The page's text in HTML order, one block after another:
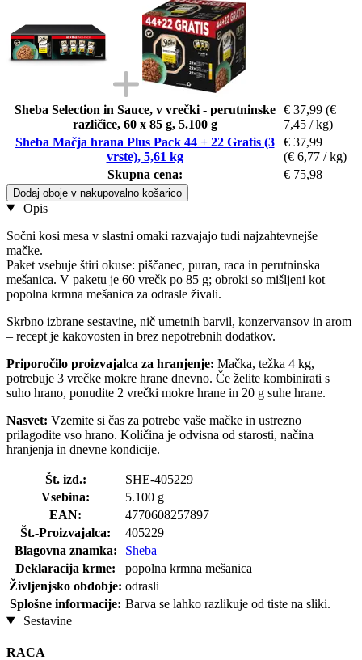
Sheba Selection in Sauce, v vrečki - perutninske
različice, 60 x 85 g, 5.100 g
€ 37,99 (€
7,45 / kg)
Sheba Mačja hrana Plus Pack 44 + 22 Gratis (3
vrste), 5,61 kg
€ 37,99
(€ 6,77 / kg)
Skupna cena:
€ 75,98
Dodaj oboje v nakupovalno košarico
Opis
Sočni kosi mesa v slastni omaki razvajajo tudi najzahtevnejše
mačke.
Paket vsebuje štiri okuse: piščanec, puran, raca in perutninska
mešanica. V paketu je 60 vrečk po 85 g; obroki so mišljeni kot
popolna krmna mešanica za odrasle živali.
Skrbno izbrane sestavine, nič umetnih barvil, konzervansov in arom
– recept je kakovosten in brez nepotrebnih dodatkov.
Priporočilo proizvajalca za hranjenje: Mačka, težka 4 kg,
potrebuje 3 vrečke mokre hrane dnevno. Če želite kombinirati s
suho hrano, ponudite 2 vrečki mokre hrane in 20 g suhe hrane.
Nasvet: Vzemite si čas za potrebe vaše mačke in ustrezno
prilagodite vso hrano. Količina je odvisna od starosti, načina
hranjenja in dnevne kondicije.
Št. izd.:
SHE-405229
Vsebina:
5.100 g
EAN:
4770608257897
Št.-Proizvajalca:
405229
Blagovna znamka:
Sheba
Deklaracija krme:
popolna krmna mešanica
Življenjsko obdobje: odrasli
Splošne informacije: Barva se lahko razlikuje od tiste na sliki.
Sestavine
RACA